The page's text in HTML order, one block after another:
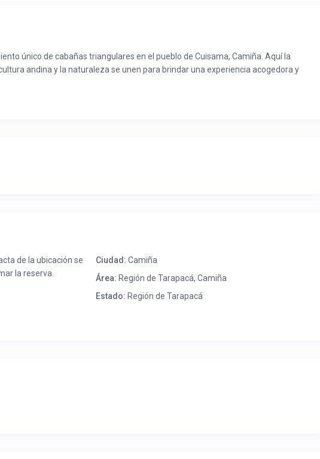
único de cabañas triangulares en el pueblo de Cuisama, Camiña. Aquí la
andina y la naturaleza se unen para brindar una experiencia acogedora y
de la ubicación se
la reserva.
Ciudad: Camiña
Área: Región de Tarapacá, Camiña
Estado: Región de Tarapacá